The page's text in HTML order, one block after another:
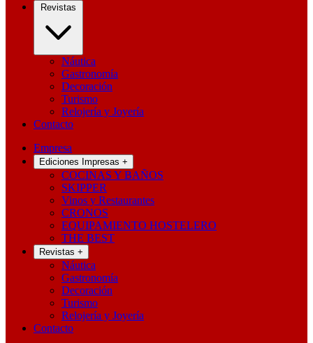
Revistas
Náutica
Gastronomía
Decoración
Turismo
Relojería y Joyería
Contacto
Empresa
Ediciones Impresas +
COCINAS Y BAÑOS
SKIPPER
Vinos y Restaurantes
CRONOS
EQUIPAMIENTO HOSTELERO
THE BEST
Revistas +
Náutica
Gastronomía
Decoración
Turismo
Relojería y Joyería
Contacto